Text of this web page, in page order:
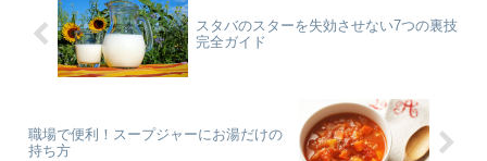
スタバのスターを失効させない7つの裏技
完全ガイド
職場で便利！スープジャーにお湯だけの
持ち方